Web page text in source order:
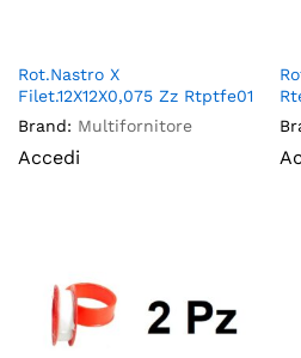
Rot.Nastro X
Filet.12X12X0,075 Zz Rtptfe01
Brand: Multifornitore
Accedi